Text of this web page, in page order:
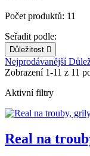
Počet produktů: 11
Seřadit podle:
Důležitost 
Nejprodávanější
Zobrazení 1-11 z 11
Aktivní filtry
Real na